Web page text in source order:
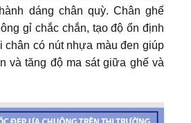
dáng chân quỳ. Chân ghế
gỉ chắc chắn, tạo độ ổn định
chân có nút nhựa màu đen giúp
và tăng độ ma sát giữa ghế và